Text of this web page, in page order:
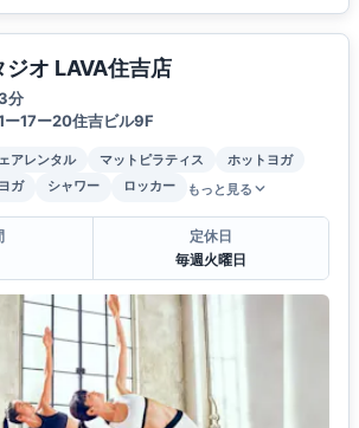
オ LAVA住吉店
分
ー17ー20住吉ビル9F
アレンタル マットピラティス
ホットヨガ
ガ シャワー ロッカー もっと見る
定休日
毎週火曜日